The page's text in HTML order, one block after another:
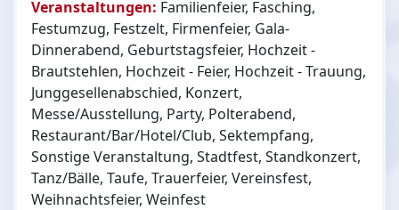
Veranstaltungen: Familienfeier, Fasching,
Festumzug, Festzelt, Firmenfeier, Gala-
Dinnerabend, Geburtstagsfeier, Hochzeit -
Brautstehlen, Hochzeit - Feier, Hochzeit - Trauung,
Junggesellenabschied, Konzert,
Messe/Ausstellung, Party, Polterabend,
Restaurant/Bar/Hotel/Club, Sektempfang,
Sonstige Veranstaltung, Stadtfest, Standkonzert,
Tanz/Bälle, Taufe, Trauerfeier, Vereinsfest,
Weihnachtsfeier, Weinfest